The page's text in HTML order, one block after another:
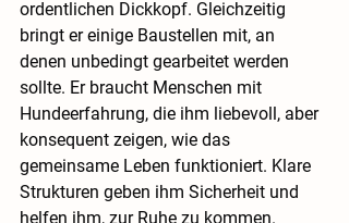
ordentlichen Dickkopf. Gleichzeitig
bringt er einige Baustellen mit, an
denen unbedingt gearbeitet werden
sollte. Er braucht Menschen mit
Hundeerfahrung, die ihm liebevoll, aber
konsequent zeigen, wie das
gemeinsame Leben funktioniert. Klare
Strukturen geben ihm Sicherheit und
helfen ihm, zur Ruhe zu kommen.